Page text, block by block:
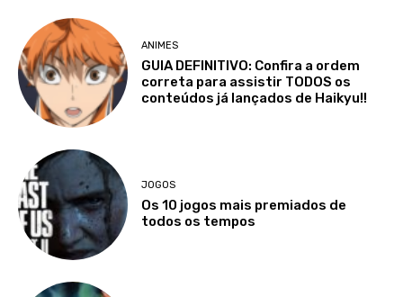
ANIMES
GUIA DEFINITIVO: Confira a ordem
correta para assistir TODOS os
conteúdos já lançados de Haikyu!!
JOGOS
Os 10 jogos mais premiados de
todos os tempos